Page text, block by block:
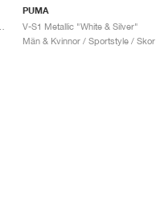
PUMA
V-S1 Metallic "White & Silver"
Män & Kvinnor / Sportstyle / Skor